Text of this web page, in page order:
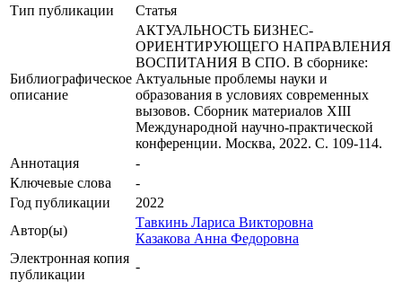
Тип публикации
Статья
Библиографическое
описание
АКТУАЛЬНОСТЬ БИЗНЕС-
ОРИЕНТИРУЮЩЕГО НАПРАВЛЕНИЯ
ВОСПИТАНИЯ В СПО. В сборнике:
Актуальные проблемы науки и
образования в условиях современных
вызовов. Сборник материалов XIII
Международной научно-практической
конференции. Москва, 2022. С. 109-114.
Аннотация
-
Ключевые cлова
-
Год публикации
2022
Автор(ы)
Тавкинь Лариса Викторовна
Казакова Анна Федоровна
Электронная копия
публикации
-